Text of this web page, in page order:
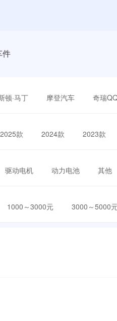
件
顿·马丁 摩登汽车 奇瑞
2025款 2024款 2023款
驱动电机 动力电池 其他
1000～3000元 3000～5000